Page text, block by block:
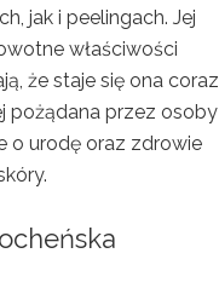
jak i peelingach. Jej
właściwości
że staje się ona coraz
pożądana przez osoby
o urodę oraz zdrowie